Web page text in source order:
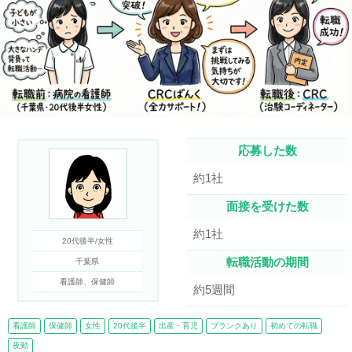
20代後半/女性
千葉県
看護師、保健師
応募した数
約1社
面接を受けた数
約1社
転職活動の期間
約5週間
看護師 保健師 女性 20代後半 出産・育児 ブランクあり 初めての転職
夜勤